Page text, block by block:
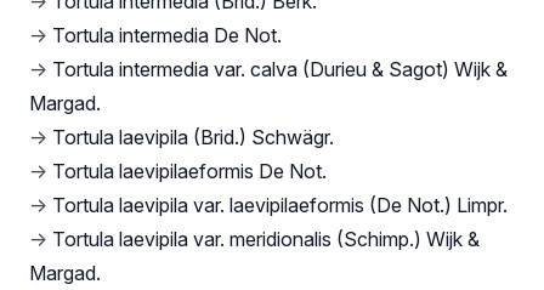
→ Tortula intermedia De Not.
→ Tortula intermedia var. calva (Durieu & Sagot) Wijk &
Margad.
→ Tortula laevipila (Brid.) Schwägr.
→ Tortula laevipilaeformis De Not.
→ Tortula laevipila var. laevipilaeformis (De Not.) Limpr.
→ Tortula laevipila var. meridionalis (Schimp.) Wijk &
Margad.